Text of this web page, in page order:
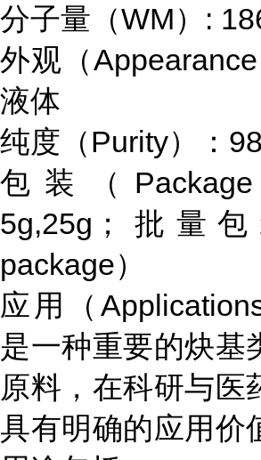
分子量（WM）:
外观（
液体
纯度（Purity）：
包装（
5g,25g；批量
package）
应用（
是一种重要的炔基
原料，在科研与医
具有明确的应用价